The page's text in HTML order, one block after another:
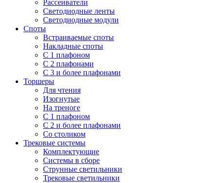
Рассеиватели
Светодиодные ленты
Светодиодные модули
Споты
Встраиваемые споты
Накладные споты
С 1 плафоном
С 2 плафонами
С 3 и более плафонами
Торшеры
Для чтения
Изогнутые
На треноге
С 1 плафоном
С 2 и более плафонами
Со столиком
Трековые системы
Комплектующие
Системы в сборе
Струнные светильники
Трековые светильники